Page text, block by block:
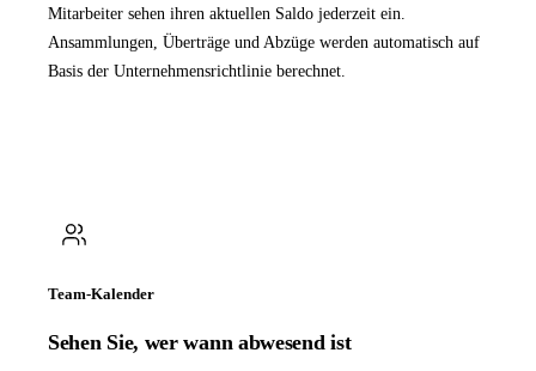
Mitarbeiter sehen ihren aktuellen Saldo jederzeit ein.
Ansammlungen, Überträge und Abzüge werden automatisch auf
Basis der Unternehmensrichtlinie berechnet.
Team-Kalender
Sehen Sie, wer wann abwesend ist